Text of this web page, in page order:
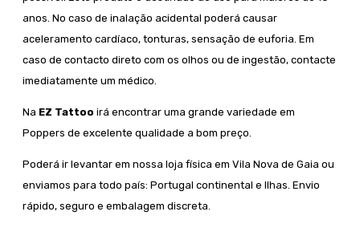
anos. No caso de inalação acidental poderá causar
aceleramento cardíaco, tonturas, sensação de euforia. Em
caso de contacto direto com os olhos ou de ingestão, contacte
imediatamente um médico.
Na EZ Tattoo irá encontrar uma grande variedade em
Poppers de excelente qualidade a bom preço.
Poderá ir levantar em nossa loja física em Vila Nova de Gaia ou
enviamos para todo país: Portugal continental e Ilhas. Envio
rápido, seguro e embalagem discreta.